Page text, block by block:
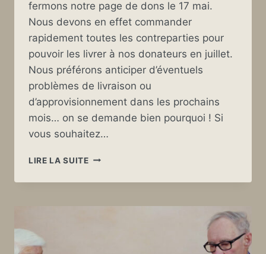
fermons notre page de dons le 17 mai.
Nous devons en effet commander
rapidement toutes les contreparties pour
pouvoir les livrer à nos donateurs en juillet.
Nous préférons anticiper d’éventuels
problèmes de livraison ou
d’approvisionnement dans les prochains
mois… on se demande bien pourquoi ! Si
vous souhaitez…
LIRE LA SUITEFERMETURE
DE
CAGNOTTE